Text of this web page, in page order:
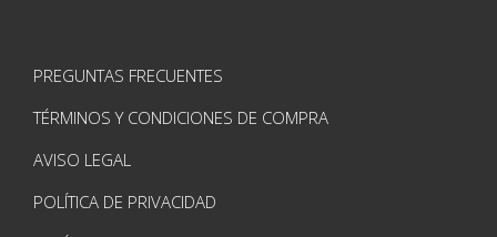
PREGUNTAS FRECUENTES
TÉRMINOS Y CONDICIONES DE COMPRA
AVISO LEGAL
POLÍTICA DE PRIVACIDAD